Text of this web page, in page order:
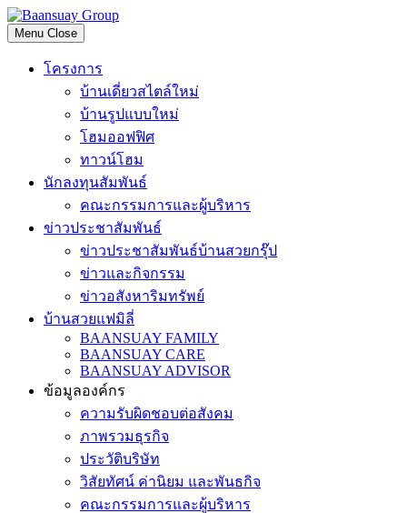
Skip
to
content
Menu Close
โครงการ
บ้านเดี่ยวสไตล์ใหม่
บ้านรูปแบบใหม่
โฮมออฟฟิศ
ทาวน์โฮม
นักลงทุนสัมพันธ์
คณะกรรมการและผู้บริหาร
ข่าวประชาสัมพันธ์
ข่าวประชาสัมพันธ์บ้านสวยกรุ๊ป
ข่าวและกิจกรรม
ข่าวอสังหาริมทรัพย์
บ้านสวยแฟมิลี่
BAANSUAY FAMILY
BAANSUAY CARE
BAANSUAY ADVISOR
ข้อมูลองค์กร
ความรับผิดชอบต่อสังคม
ภาพรวมธุรกิจ
ประวัติบริษัท
วิสัยทัศน์ ค่านิยม และพันธกิจ
คณะกรรมการและผู้บริหาร